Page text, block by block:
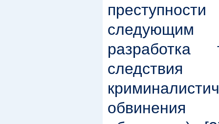
следующим
разработка